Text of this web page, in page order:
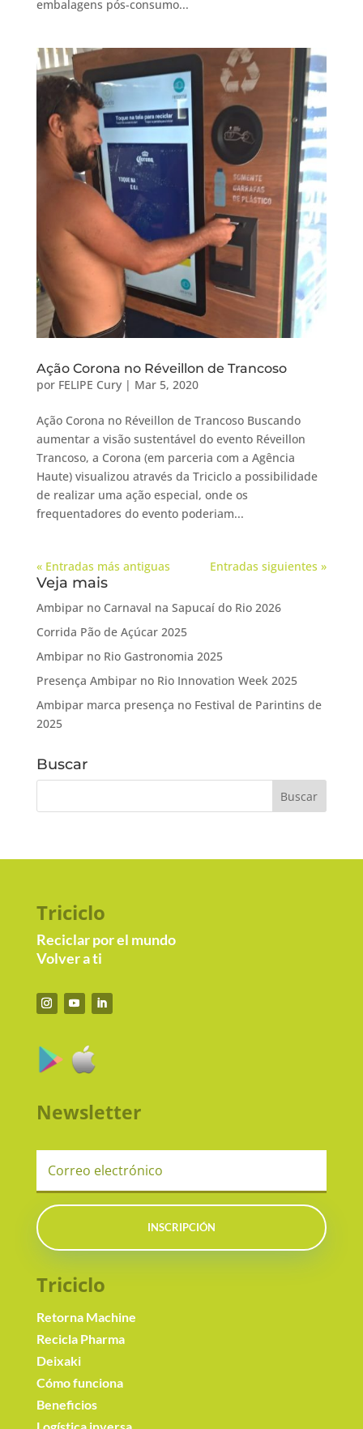
embalagens pós-consumo...
Ação Corona no Réveillon de Trancoso
por FELIPE Cury| Mar 5, 2020
Ação Corona no Réveillon de Trancoso Buscando
aumentar a visão sustentável do evento Réveillon
Trancoso, a Corona (em parceria com a Agência
Haute) visualizou através da Triciclo a possibilidade
de realizar uma ação especial, onde os
frequentadores do evento poderiam...
« Entradas más antiguas Entradas siguientes »
Veja mais
Ambipar no Carnaval na Sapucaí do Rio 2026
Corrida Pão de Açúcar 2025
Ambipar no Rio Gastronomia 2025
Presença Ambipar no Rio Innovation Week 2025
Ambipar marca presença no Festival de Parintins de
2025
Buscar
Triciclo
Reciclar por el mundo
Volver a ti
Newsletter
INSCRIPCIÓN
Triciclo
Retorna Machine
Recicla Pharma
Deixaki
Cómo funciona
Beneficios